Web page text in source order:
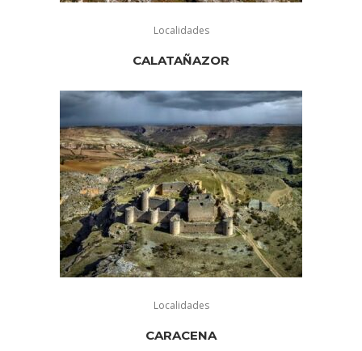
Localidades
CALATAÑAZOR
Localidades
CARACENA